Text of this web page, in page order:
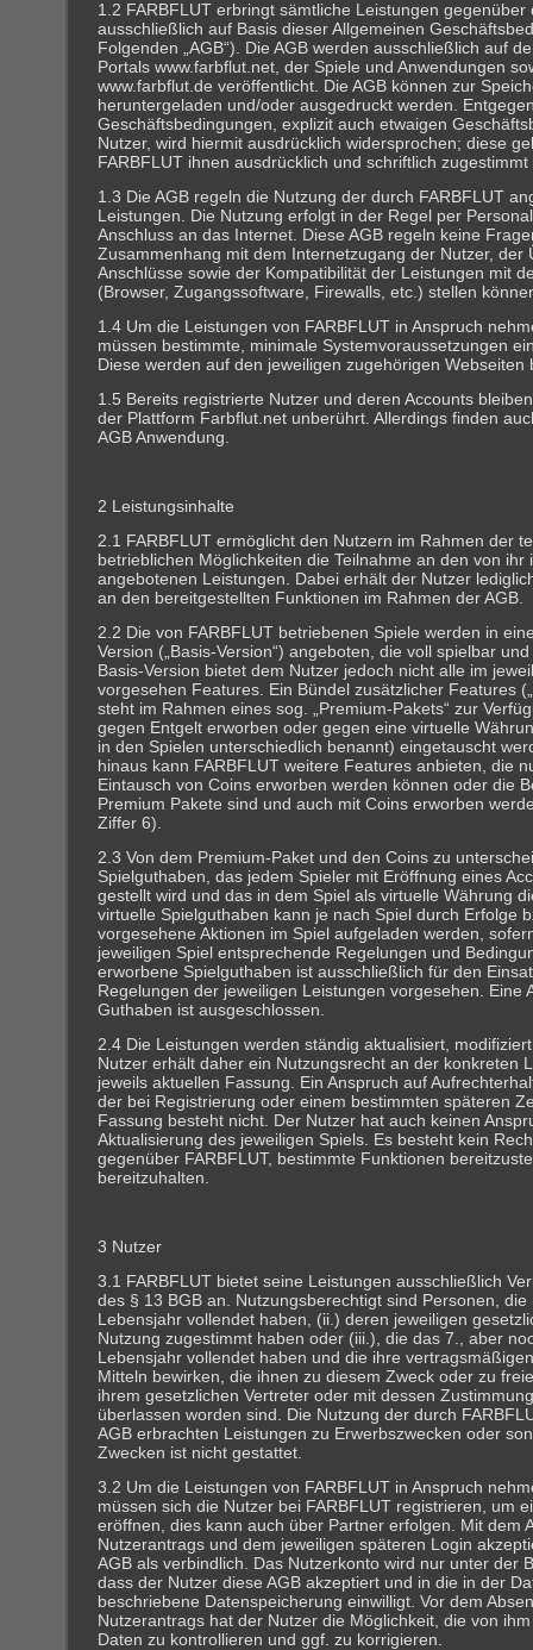
1.2 FARBFLUT erbringt sämtliche Leistungen gegenüber
ausschließlich auf Basis dieser Allgemeinen
Folgenden „AGB“). Die AGB werden ausschließlich auf
Portals www.farbflut.net, der Spiele und Anwendungen
www.farbflut.de veröffentlicht. Die AGB können zur
heruntergeladen und/oder ausgedruckt werden.
Geschäftsbedingungen, explizit auch etwaigen
Nutzer, wird hiermit ausdrücklich widersprochen; diese
FARBFLUT ihnen ausdrücklich und schriftlich zugestimmt
1.3 Die AGB regeln die Nutzung der durch FARBFLUT
Leistungen. Die Nutzung erfolgt in der Regel per
Anschluss an das Internet. Diese AGB regeln keine
Zusammenhang mit dem Internetzugang der Nutzer, der
Anschlüsse sowie der Kompatibilität der Leistungen mit
(Browser, Zugangssoftware, Firewalls, etc.) stellen
1.4 Um die Leistungen von FARBFLUT in Anspruch
müssen bestimmte, minimale Systemvoraussetzungen
Diese werden auf den jeweiligen zugehörigen Webseiten
1.5 Bereits registrierte Nutzer und deren Accounts
der Plattform Farbflut.net unberührt. Allerdings finden
AGB Anwendung.
2 Leistungsinhalte
2.1 FARBFLUT ermöglicht den Nutzern im Rahmen der
betrieblichen Möglichkeiten die Teilnahme an den von ihr
angebotenen Leistungen. Dabei erhält der Nutzer
an den bereitgestellten Funktionen im Rahmen der AGB.
2.2 Die von FARBFLUT betriebenen Spiele werden in
Version („Basis-Version“) angeboten, die voll spielbar
Basis-Version bietet dem Nutzer jedoch nicht alle im
vorgesehen Features. Ein Bündel zusätzlicher Features
steht im Rahmen eines sog. „Premium-Pakets“ zur
gegen Entgelt erworben oder gegen eine virtuelle
in den Spielen unterschiedlich benannt) eingetauscht
hinaus kann FARBFLUT weitere Features anbieten, die
Eintausch von Coins erworben werden können oder die
Premium Pakete sind und auch mit Coins erworben
Ziffer 6).
2.3 Von dem Premium-Paket und den Coins zu
Spielguthaben, das jedem Spieler mit Eröffnung eines
gestellt wird und das in dem Spiel als virtuelle Währung
virtuelle Spielguthaben kann je nach Spiel durch Erfolge
vorgesehene Aktionen im Spiel aufgeladen werden,
jeweiligen Spiel entsprechende Regelungen und
erworbene Spielguthaben ist ausschließlich für den
Regelungen der jeweiligen Leistungen vorgesehen. Eine
Guthaben ist ausgeschlossen.
2.4 Die Leistungen werden ständig aktualisiert,
Nutzer erhält daher ein Nutzungsrecht an der konkreten
jeweils aktuellen Fassung. Ein Anspruch auf
der bei Registrierung oder einem bestimmten späteren
Fassung besteht nicht. Der Nutzer hat auch keinen
Aktualisierung des jeweiligen Spiels. Es besteht kein
gegenüber FARBFLUT, bestimmte Funktionen
bereitzuhalten.
3 Nutzer
3.1 FARBFLUT bietet seine Leistungen ausschließlich
des § 13 BGB an. Nutzungsberechtigt sind Personen, die
Lebensjahr vollendet haben, (ii.) deren jeweiligen
Nutzung zugestimmt haben oder (iii.), die das 7., aber
Lebensjahr vollendet haben und die ihre
Mitteln bewirken, die ihnen zu diesem Zweck oder zu
ihrem gesetzlichen Vertreter oder mit dessen
überlassen worden sind. Die Nutzung der durch
AGB erbrachten Leistungen zu Erwerbszwecken oder
Zwecken ist nicht gestattet.
3.2 Um die Leistungen von FARBFLUT in Anspruch
müssen sich die Nutzer bei FARBFLUT registrieren, um
eröffnen, dies kann auch über Partner erfolgen. Mit dem
Nutzerantrags und dem jeweiligen späteren Login
AGB als verbindlich. Das Nutzerkonto wird nur unter der
dass der Nutzer diese AGB akzeptiert und in die in der
beschriebene Datenspeicherung einwilligt. Vor dem
Nutzerantrags hat der Nutzer die Möglichkeit, die von
Daten zu kontrollieren und ggf. zu korrigieren.